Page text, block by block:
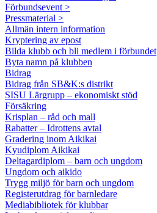
Förbundsevent >
Pressmaterial >
Allmän intern information
Kryptering av epost
Bilda klubb och bli medlem i förbundet
Byta namn på klubben
Bidrag
Bidrag från SB&K:s distrikt
SISU Lärgrupp – ekonomiskt stöd
Försäkring
Krisplan – råd och mall
Rabatter – Idrottens avtal
Gradering inom Aikikai
Kyudiplom Aikikai
Deltagardiplom – barn och ungdom
Ungdom och aikido
Trygg miljö för barn och ungdom
Registerutdrag för barnledare
Mediabibliotek för klubbar